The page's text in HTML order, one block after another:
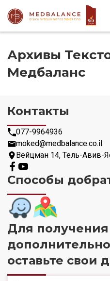
Архивы
Медбаланс
Контакты
077-9964936
moked@medbalance.co.il
Вейцман 14, Тель-Авив-
Способы
Для получения
оставьте свои